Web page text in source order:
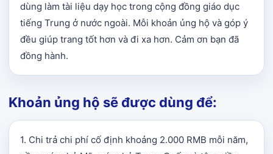
dùng làm tài liệu dạy học trong cộng đồng giáo dục
tiếng Trung ở nước ngoài. Mỗi khoản ủng hộ và góp ý
đều giúp trang tốt hơn và đi xa hơn. Cảm ơn bạn đã
đồng hành.
Khoản ủng hộ sẽ được dùng để:
1. Chi trả chi phí cố định khoảng 2.000 RMB mỗi năm,